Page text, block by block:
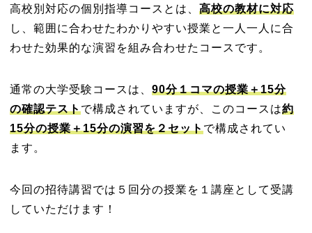
高校別対応の個別指導コースとは、 高校の教材に対応
し、範囲に合わせたわかりやすい授業と一人一人に合
わせた効果的な演習を組み合わせたコースです。
通常の大学受験コースは、 90分１コマの授業＋15分
の確認テストで構成されていますが、このコースは約
15分の授業＋15分の演習を２セットで構成されてい
ます。
今回の招待講習では５回分の授業を１ 講座として受講
していただけます！